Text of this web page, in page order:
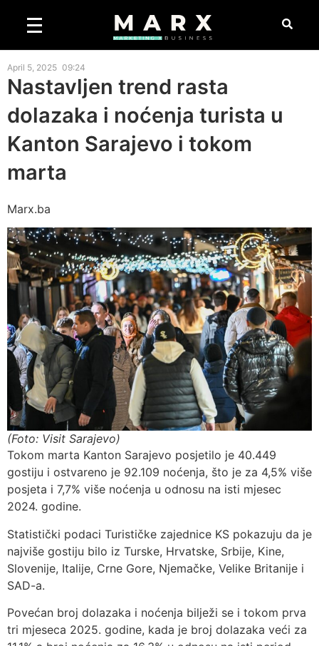
April 5, 2025 09:24
Nastavljen trend rasta
dolazaka i noćenja turista u
Kanton Sarajevo i tokom
marta
Marx.ba
(Foto: Visit Sarajevo)
Tokom marta Kanton Sarajevo posjetilo je 40.449
gostiju i ostvareno je 92.109 noćenja, što je za 4,5% više
posjeta i 7,7% više noćenja u odnosu na isti mjesec
2024. godine.
Statistički podaci Turističke zajednice KS pokazuju da je
najviše gostiju bilo iz Turske, Hrvatske, Srbije, Kine,
Slovenije, Italije, Crne Gore, Njemačke, Velike Britanije i
SAD-a.
Povećan broj dolazaka i noćenja bilježi se i tokom prva
tri mjeseca 2025. godine, kada je broj dolazaka veći za